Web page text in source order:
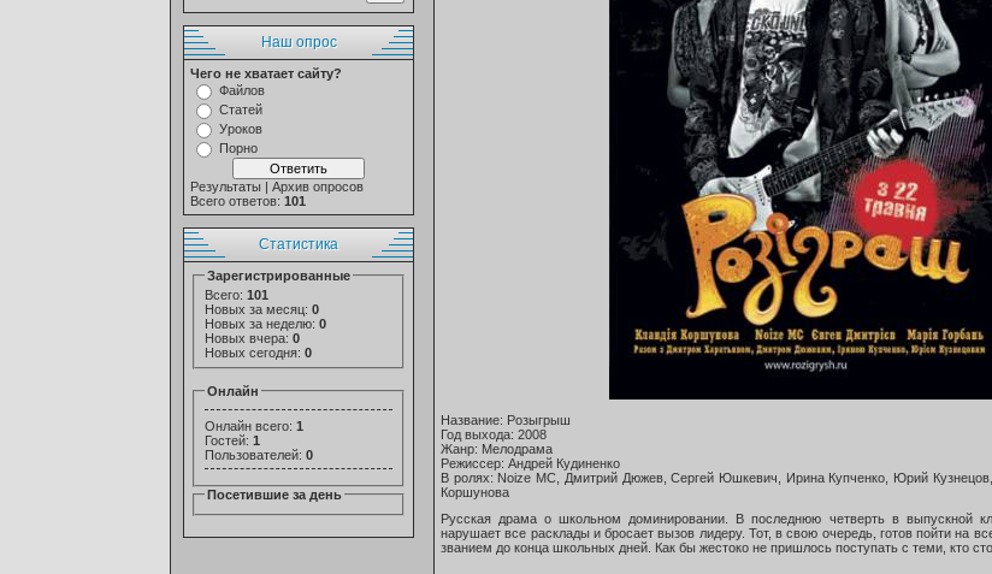
Наш опрос
Чего не хватает сайту?
Файлов
Статей
Уроков
Порно
Результаты | Архив опросов
Всего ответов: 101
Статистика
Зарегистрированные
Всего: 101
Новых за месяц: 0
Новых за неделю: 0
Новых вчера: 0
Новых сегодня: 0
Онлайн
Онлайн всего: 1
Гостей: 1
Пользователей: 0
Посетившие за день
Название: Розыгрыш
Год выхода: 2008
Жанр: Мелодрама
Режиссер: Андрей Кудиненко
В ролях: Noize MC, Дмитрий Дюжев, Сергей Юшкевич, Ирина Купченко, Юрий
Коршунова
Русская драма о школьном доминировании. В последнюю четверть в выпускной
нарушает все расклады и бросает вызов лидеру. Тот, в свою очередь, готов пойти на
званием до конца школьных дней. Как бы жестоко не пришлось поступать с теми, кто